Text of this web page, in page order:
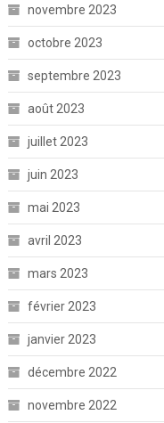
novembre 2023
octobre 2023
septembre 2023
août 2023
juillet 2023
juin 2023
mai 2023
avril 2023
mars 2023
février 2023
janvier 2023
décembre 2022
novembre 2022